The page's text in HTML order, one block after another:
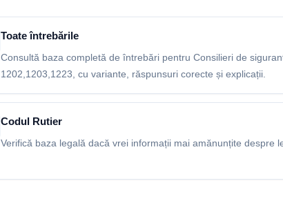
Toate întrebările
Consultă baza completă de întrebări pentru Consilieri de
1202,1203,1223, cu variante, răspunsuri corecte și explicații.
Codul Rutier
Verifică baza legală dacă vrei informații mai amănunțite despre